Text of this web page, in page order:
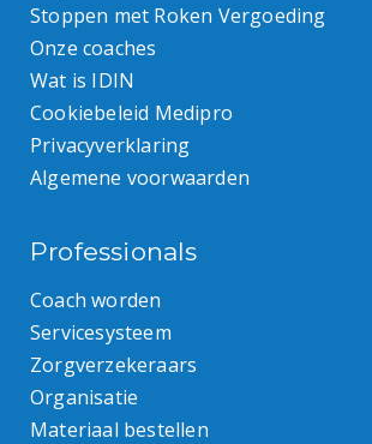
Stoppen met Roken Vergoeding
Onze coaches
Wat is IDIN
Cookiebeleid Medipro
Privacyverklaring
Algemene voorwaarden
Professionals
Coach worden
Servicesysteem
Zorgverzekeraars
Organisatie
Materiaal bestellen